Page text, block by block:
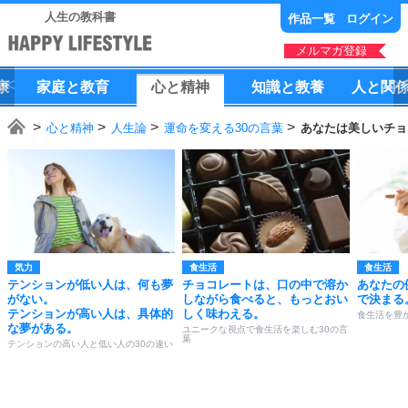
人生の教科書 作品一覧 ログイン
メルマガ登録
家庭と教育 心と精神 知識と教養 人 と 関
心と精神 人生論 運命を変える30の言葉 あなたは美しいチ
気力
テンションが低い人は、何も夢
がない。
テンションが高い人は、具体的
な夢がある。
テンションの高い人と低い人の30の違い
食生活
チョコレートは、口の中で溶か
しながら食べると、もっとおい
しく味わえる。
ユニークな視点で食生活を楽しむ30の言
葉
食生活
あなたの
で決まる
食生活を豊